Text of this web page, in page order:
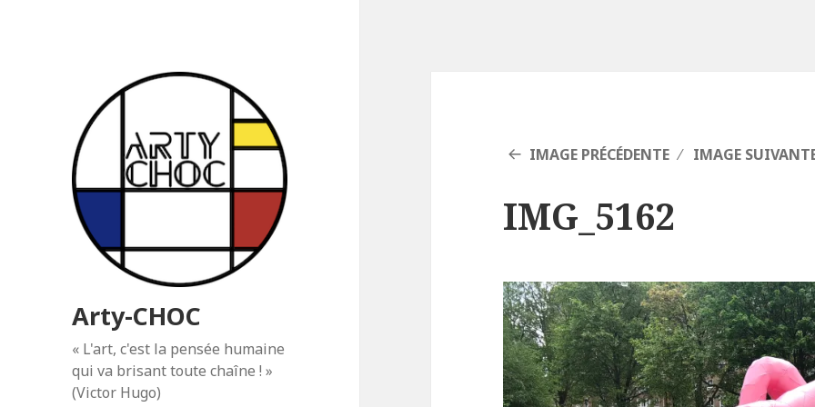
Arty-CHOC
« L'art, c'est la pensée humaine
qui va brisant toute chaîne ! »
(Victor Hugo)
IMAGE PRÉCÉDENTE IMAGE
IMG_5162